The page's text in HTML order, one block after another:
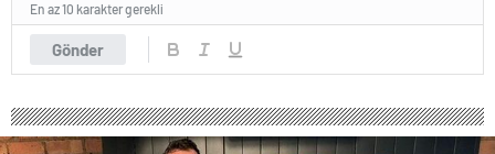
Gönder
En az 10 karakter gerekli